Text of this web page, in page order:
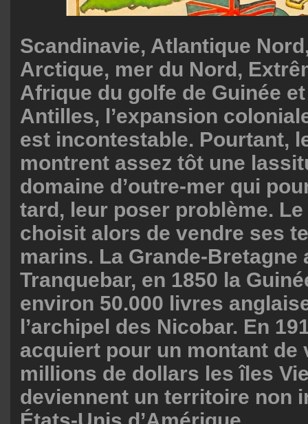
Scandinavie, Atlantique
Arctique, mer du Nord,
Afrique du golfe de Guinée
Antilles, l’expansion
est incontestable. Pourtant,
montrent assez tôt une
domaine d’outre-mer qui
tard, leur poser problème.
choisit alors de vendre ses
marins. La Grande-Bretagne
Tranquebar, en 1850 la
environ 50.000 livres
l’archipel des Nicobar. En
acquiert pour un montant de
millions de dollars les îles
deviennent un territoire non